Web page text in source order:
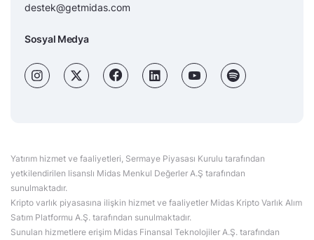
destek@getmidas.com
Sosyal Medya
Yatırım hizmet ve faaliyetleri, Sermaye Piyasası Kurulu tarafından
yetkilendirilen lisanslı Midas Menkul Değerler A.Ş tarafından
sunulmaktadır.
Kripto varlık piyasasına ilişkin hizmet ve faaliyetler Midas Kripto Varlık Alım
Satım Platformu A.Ş. tarafından sunulmaktadır.
Sunulan hizmetlere erişim Midas Finansal Teknolojiler A.Ş. tarafından